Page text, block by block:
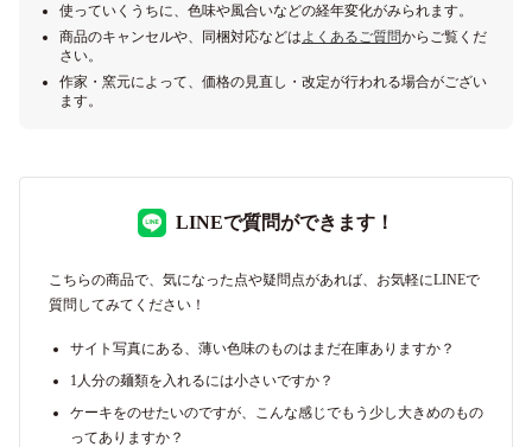
使っていくうちに、色味や風合いなどの経年変化がみられます。
商品のキャンセルや、同梱対応などは よくあるご質問からご覧くだ
さい。
作家・窯元によって、価格の見直し・改定が行われる場合がござい
ます。
LINEで質問ができます！
こちらの商品で、気になった点や疑問点があれば、お気軽にLINEで
質問してみてください！
サイト写真にある、薄い色味のものはまだ在庫ありますか？
1人分の麺類を入れるには小さいですか？
ケーキをのせたいのですが、こんな感じでもう少し大きめのもの
ってありますか？